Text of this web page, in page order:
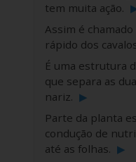
tem muita ação.
Assim é
rápido dos
É uma estrutura
que separa as
nariz. ▶
Parte da planta
condução de
até as folhas. ▶